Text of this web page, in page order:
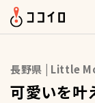
長野県 | Little
可愛いを叶